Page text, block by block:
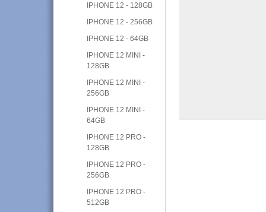
IPHONE 12 - 128GB
IPHONE 12 - 256GB
IPHONE 12 - 64GB
IPHONE 12 MINI -
128GB
IPHONE 12 MINI -
256GB
IPHONE 12 MINI -
64GB
IPHONE 12 PRO -
128GB
IPHONE 12 PRO -
256GB
IPHONE 12 PRO -
512GB